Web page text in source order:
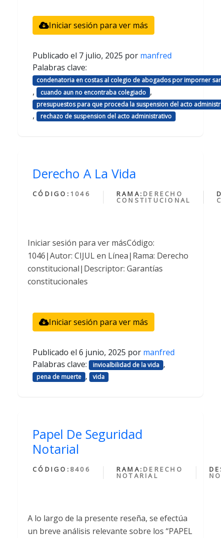
Iniciar sesión para ver más
Publicado el 7 julio, 2025 por manfred
Palabras clave:
condenatoria en costas al colegio de abogados por imporner
, cuando aun no encontraba colegiado ,
presupuestos para que proceda la suspension del acto
, rechazo de suspension del acto administrativo
Derecho A La Vida
CÓDIGO: 1046 RAMA: DERECHO
CONSTITUCIONAL
Iniciar sesión para ver másCódigo:
1046|Autor: CIJUL en Línea|Rama: Derecho
constitucional|Descriptor: Garantías
constitucionales
Iniciar sesión para ver más
Publicado el 6 junio, 2025 por manfred
Palabras clave:
invioalbilidad de la vida ,
pena de muerte , vida
Papel De Seguridad
Notarial
CÓDIGO: 8406 RAMA: DERECHO
NOTARIAL
A lo largo de la presente reseña, se efectúa
un breve análisis relevante sobre los “PAPEL